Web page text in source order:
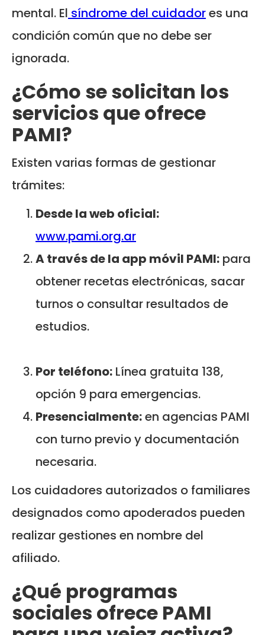
mental. El síndrome del cuidadores una
condición común que no debe ser
ignorada.
¿Cómo se solicitan los
servicios que ofrece
PAMI?
Existen varias formas de gestionar
trámites:
Desde la web oficial:
www.pami.org.ar
A través de la app móvil PAMI: para
obtener recetas electrónicas, sacar
turnos o consultar resultados de
estudios.
Por teléfono: Línea gratuita 138,
opción 9 para emergencias.
Presencialmente:en agencias PAMI
con turno previo y documentación
necesaria.
Los cuidadores autorizados o familiares
designados como apoderados pueden
realizar gestiones en nombre del
afiliado.
¿Qué programas
sociales ofrece PAMI